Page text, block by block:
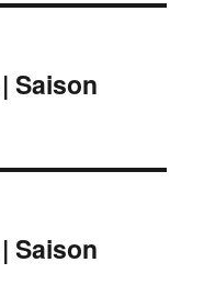
Saison
Saison